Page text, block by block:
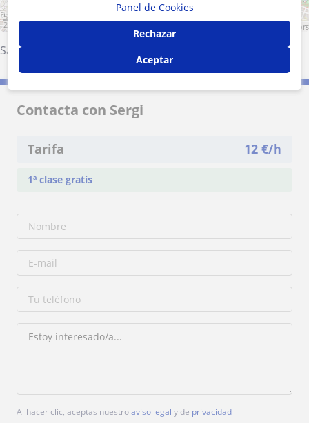
500 m
2000 ft
contributors
Sant Adrià de Besòs
Contacta con Sergi
Tarifa 12 €/h
1ª clase gratis
Al hacer clic, aceptas nuestroaviso legal y de privacidad
Panel de Cookies
Rechazar
Aceptar